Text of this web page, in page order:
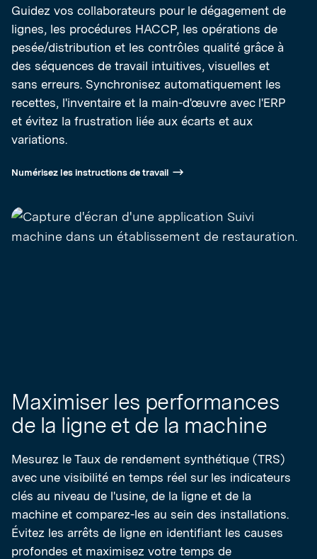
Guidez vos collaborateurs pour le dégagement de
lignes, les procédures HACCP, les opérations de
pesée/distribution et les contrôles qualité grâce à
des séquences de travail intuitives, visuelles et
sans erreurs. Synchronisez automatiquement les
recettes, l'inventaire et la main-d'œuvre avec l'ERP
et évitez la frustration liée aux écarts et aux
variations.
Numérisez les instructions de travail
Maximiser les performances
de la ligne et de la machine
Mesurez le Taux de rendement synthétique (TRS)
avec une visibilité en temps réel sur les indicateurs
clés au niveau de l'usine, de la ligne et de la
machine et comparez-les au sein des installations.
Évitez les arrêts de ligne en identifiant les causes
profondes et maximisez votre temps de